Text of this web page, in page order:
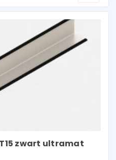
zwart ultramat